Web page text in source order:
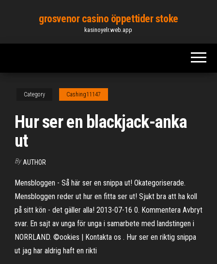
content
grosvenor casino öppettider stoke
kasinoyelr.web.app
Category Cashing11147
Hur ser en blackjack-anka
ut
By AUTHOR
Mensbloggen - Så här ser en snippa ut! Okategoriserade.
Mensbloggen reder ut hur en fitta ser ut! Sjukt bra att ha koll
på sitt kön - det gäller alla! 2013-07-16 0. Kommentera Avbryt
svar. En sajt av unga för unga i samarbete med landstingen i
NORRLAND. ©ookies | Kontakta os . Hur ser en riktig snippa
ut jag har aldrig haft en rikti